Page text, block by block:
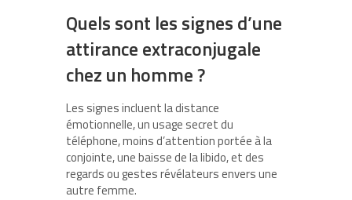
Quels sont les signes d’une
attirance extraconjugale
chez un homme ?
Les signes incluent la distance
émotionnelle, un usage secret du
téléphone, moins d’attention portée à la
conjointe, une baisse de la libido, et des
regards ou gestes révélateurs envers une
autre femme.